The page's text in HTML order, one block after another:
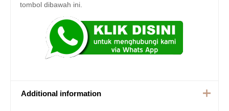
tombol dibawah ini.
Additional information